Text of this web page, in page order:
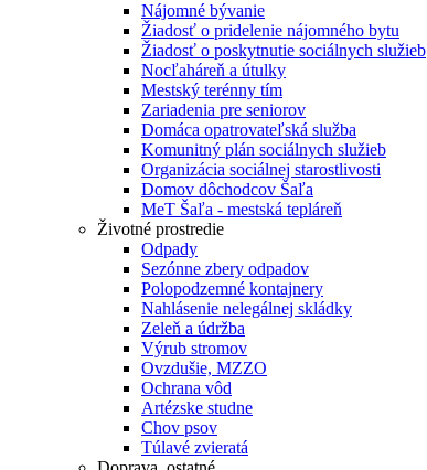
Nájomné bývanie
Žiadosť o pridelenie nájomného bytu
Žiadosť o poskytnutie sociálnych služieb
Nocľaháreň a útulky
Mestský terénny tím
Zariadenia pre seniorov
Domáca opatrovateľská služba
Komunitný plán sociálnych služieb
Organizácia sociálnej starostlivosti
Domov dôchodcov Šaľa
MeT Šaľa - mestská tepláreň
Životné prostredie
Odpady
Sezónne zbery odpadov
Polopodzemné kontajnery
Nahlásenie nelegálnej skládky
Zeleň a údržba
Výrub stromov
Ovzdušie, MZZO
Ochrana vôd
Artézske studne
Chov psov
Túlavé zvieratá